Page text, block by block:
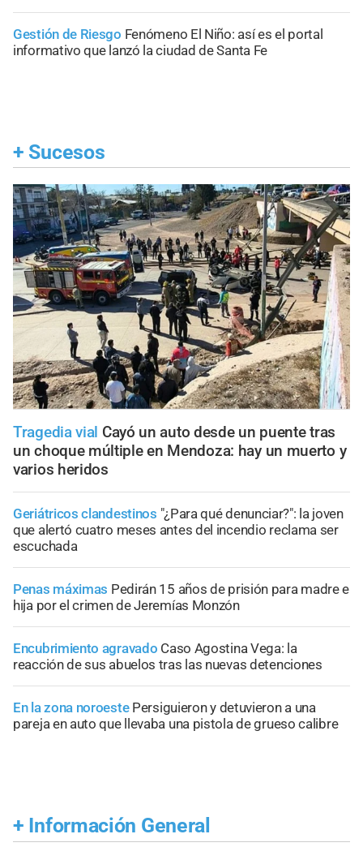
Gestión de Riesgo Fenómeno El Niño: así es el portal
informativo que lanzó la ciudad de Santa Fe
+ Sucesos
Tragedia vial Cayó un auto desde un puente tras
un choque múltiple en Mendoza: hay un muerto y
varios heridos
Geriátricos clandestinos "¿Para qué denunciar?": la joven
que alertó cuatro meses antes del incendio reclama ser
escuchada
Penas máximas Pedirán 15 años de prisión para madre e
hija por el crimen de Jeremías Monzón
Encubrimiento agravado Caso Agostina Vega: la
reacción de sus abuelos tras las nuevas detenciones
En la zona noroeste Persiguieron y detuvieron a una
pareja en auto que llevaba una pistola de grueso calibre
+ Información General